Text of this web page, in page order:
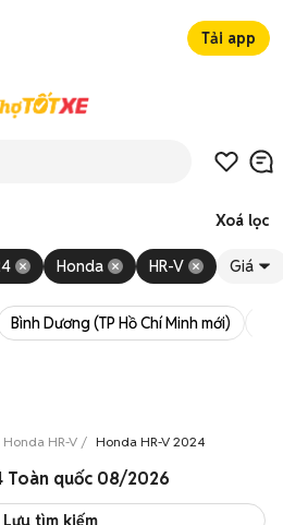
Tải app
Xoá lọc
Honda HR-V Giá
Bình Dương (TP Hồ Chí Minh mới)
Honda HR-V Honda HR-V 2024
Toàn quốc 08/2026
Lưu tìm kiếm